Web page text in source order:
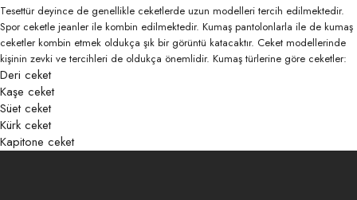
Tesettür deyince de genellikle ceketlerde uzun modelleri tercih edilmektedir.
Spor ceketle jeanler ile kombin edilmektedir. Kumaş pantolonlarla ile de kumaş
ceketler kombin etmek oldukça şık bir görüntü katacaktır. Ceket modellerinde
kişinin zevki ve tercihleri de oldukça önemlidir. Kumaş türlerine göre ceketler:
Deri ceket
Kaşe ceket
Süet ceket
Kürk ceket
Kapitone ceket